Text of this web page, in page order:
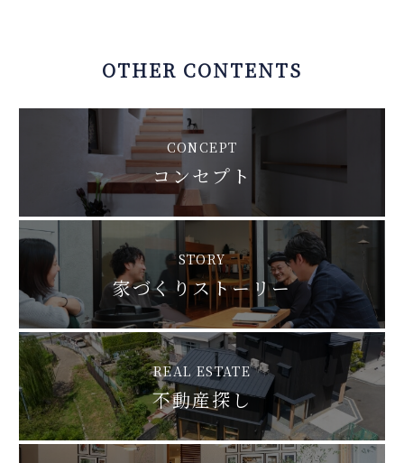
OTHER CONTENTS
CONCEPT
コンセプト
STORY
家づくりストーリー
REAL ESTATE
不動産探し